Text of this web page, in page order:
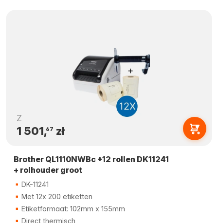
Z
1 501,67 zł
Brother QL1110NWBc +12 rollen DK11241
+ rolhouder groot
DK-11241
Met 12x 200 etiketten
Etiketformaat: 102mm x 155mm
Direct thermisch